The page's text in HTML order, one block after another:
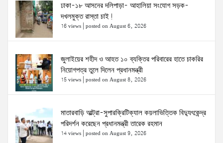
ঢাকা-১৮ আসনের দলিপাড়া- আহালিয়া সংযোগ সড়ক-
দখলমুক্ত রাস্তা চাই!
16 views posted on August 6, 2026
জুলাইয়ের শহীদ ও আহত ১০ ব্যক্তির পরিবারের হাতে চাকরির
নিয়োগপত্র তুলে দিলেন প্রধানমন্ত্রী
15 views posted on August 8, 2026
মাতারবাড়ি আল্ট্রা-সুপারক্রিটিক্যাল কয়লাভিত্তিক বিদ্যুৎকেন্দ্র
পরিদর্শন করেছেন প্রধানমন্ত্রী তারেক রহমান
14 views posted on August 9, 2026